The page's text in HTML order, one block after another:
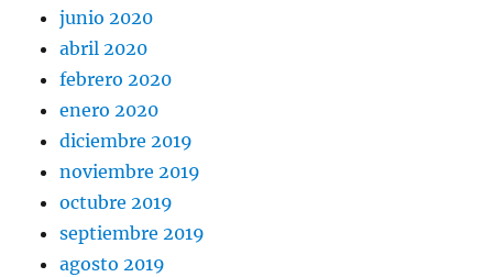
junio 2020
abril 2020
febrero 2020
enero 2020
diciembre 2019
noviembre 2019
octubre 2019
septiembre 2019
agosto 2019